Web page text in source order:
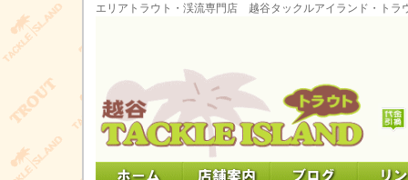
エリアトラウト・渓流専門店 越谷タックルアイランド・トラ